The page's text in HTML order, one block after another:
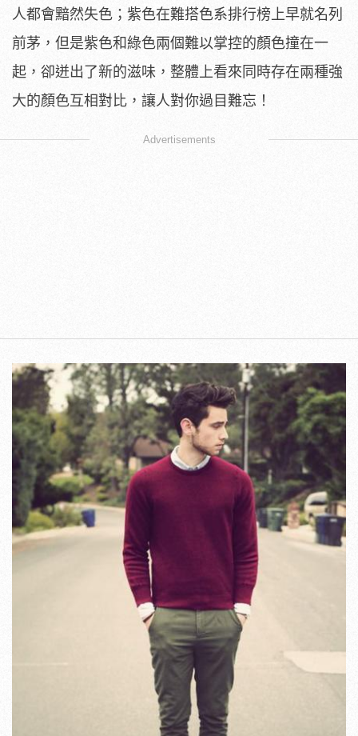
人都會黯然失色；紫色在難搭色系排行榜上早就名列
前茅，但是紫色和綠色兩個難以掌控的顏色撞在一
起，卻迸出了新的滋味，整體上看來同時存在兩種強
大的顏色互相對比，讓人對你過目難忘！
Advertisements